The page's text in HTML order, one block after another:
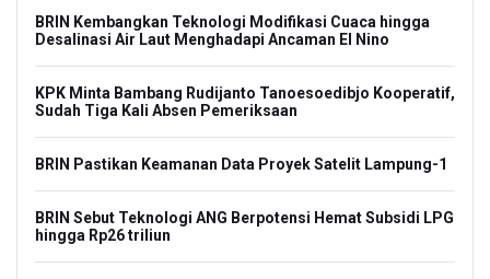
BRIN Kembangkan Teknologi Modifikasi Cuaca hingga
Desalinasi Air Laut Menghadapi Ancaman El Nino
KPK Minta Bambang Rudijanto Tanoesoedibjo Kooperatif,
Sudah Tiga Kali Absen Pemeriksaan
BRIN Pastikan Keamanan Data Proyek Satelit Lampung-1
BRIN Sebut Teknologi ANG Berpotensi Hemat Subsidi LPG
hingga Rp26 triliun